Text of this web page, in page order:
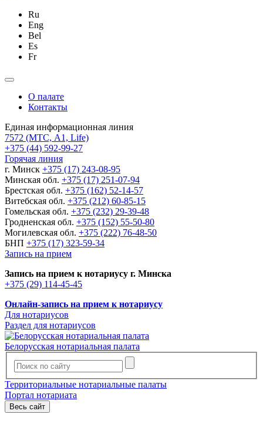
Ru
Eng
Bel
Es
Fr
О палате
Контакты
Единая информационная линия
7572 (МТС, A1, Life)
+375 (44) 592-99-27
Горячая линия
г. Минск +375 (17) 243-08-95
Минская обл. +375 (17) 251-07-94
Брестская обл. +375 (162) 52-14-57
Витебская обл. +375 (212) 60-85-15
Гомельская обл. +375 (232) 29-39-48
Гродненская обл. +375 (152) 55-50-80
Могилевская обл. +375 (222) 76-48-50
БНП +375 (17) 323-59-34
Запись на прием
Запись на прием к нотариусу г. Минска
+375 (29) 114-45-45
Онлайн-запись на прием к нотариусу
Для нотариусов
Раздел для нотариусов
Белорусская нотариальная палата
Территориальные нотариальные палаты
Портал нотариата
Весь сайт